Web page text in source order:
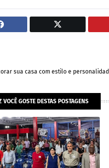
sua casa com estilo e
VOCÊ GOSTE DESTAS POSTAGENS